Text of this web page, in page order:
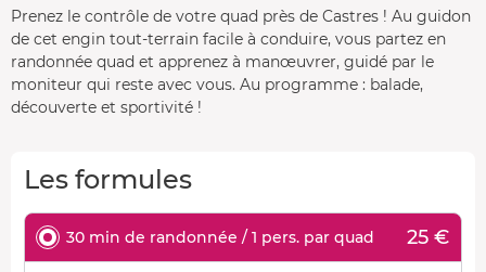
Prenez le contrôle de votre quad près de Castres ! Au guidon
de cet engin tout-terrain facile à conduire, vous partez en
randonnée quad et apprenez à manœuvrer, guidé par le
moniteur qui reste avec vous. Au programme : balade,
découverte et sportivité !
Les formules
30 min de randonnée / 1 pers. par quad 25 €